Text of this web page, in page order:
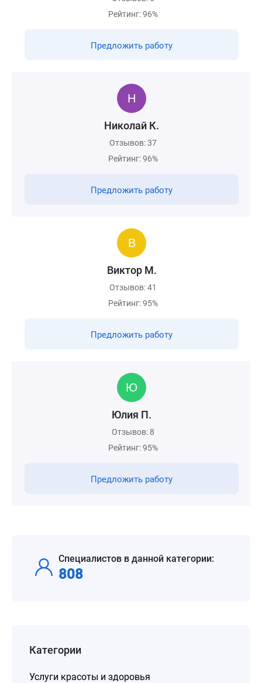
Рейтинг: 96%
Предложить работу
Николай К.
Отзывов: 37
Рейтинг: 96%
Предложить работу
Виктор М.
Отзывов: 41
Рейтинг: 95%
Предложить работу
Юлия П.
Отзывов: 8
Рейтинг: 95%
Предложить работу
Специалистов в данной категории:
808
Категории
Услуги красоты и здоровья